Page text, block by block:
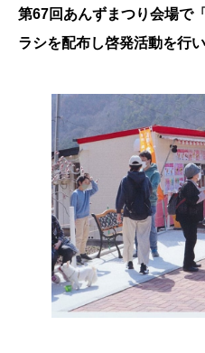
第67回あんずまつり会場で
ラシを配布し啓発活動を行い